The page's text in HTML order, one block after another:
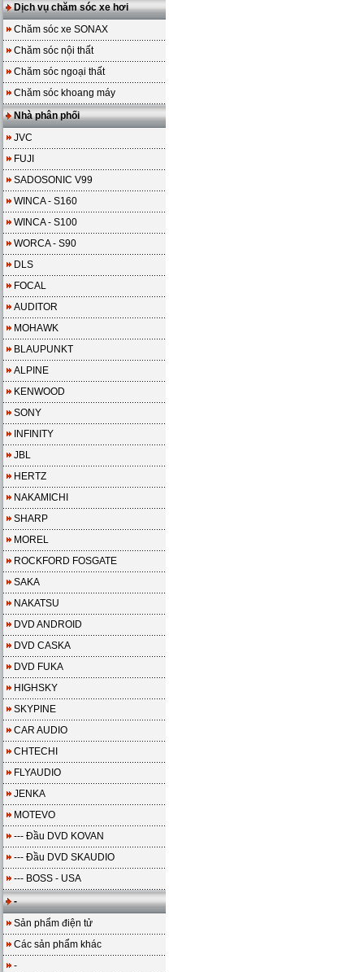
Dịch vụ chăm sóc xe hơi
Chăm sóc xe SONAX
Chăm sóc nội thất
Chăm sóc ngoại thất
Chăm sóc khoang máy
Nhà phân phối
JVC
FUJI
SADOSONIC V99
WINCA - S160
WINCA - S100
WORCA - S90
DLS
FOCAL
AUDITOR
MOHAWK
BLAUPUNKT
ALPINE
KENWOOD
SONY
INFINITY
JBL
HERTZ
NAKAMICHI
SHARP
MOREL
ROCKFORD FOSGATE
SAKA
NAKATSU
DVD ANDROID
DVD CASKA
DVD FUKA
HIGHSKY
SKYPINE
CAR AUDIO
CHTECHI
FLYAUDIO
JENKA
MOTEVO
--- Đầu DVD KOVAN
--- Đầu DVD SKAUDIO
--- BOSS - USA
-
Sản phẩm điện tử
Các sản phẩm khác
-